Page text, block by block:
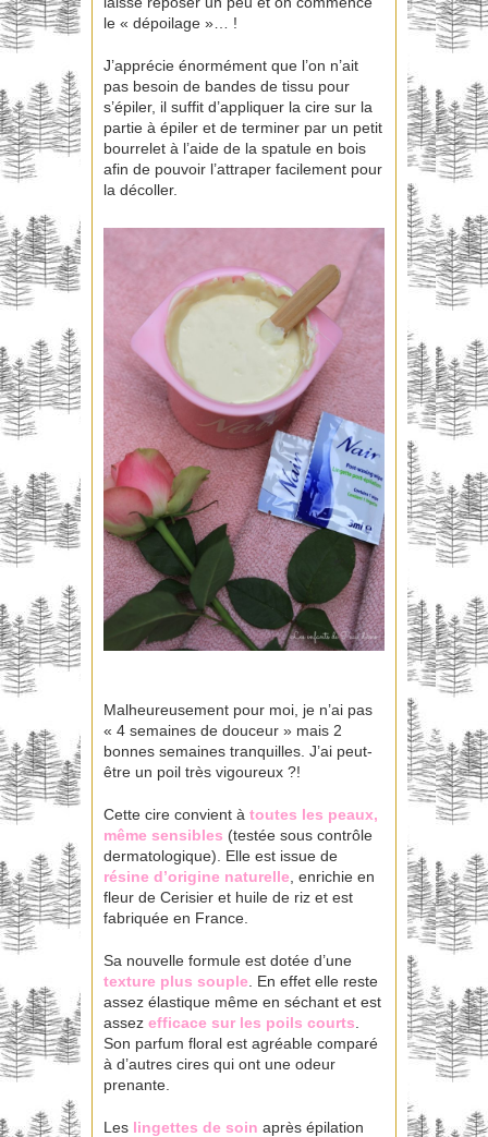
le « dépoilage »… !
J’apprécie énormément que l’on n’ait
pas besoin de bandes de tissu pour
s’épiler, il suffit d’appliquer la cire sur la
partie à épiler et de terminer par un petit
bourrelet à l’aide de la spatule en bois
afin de pouvoir l’attraper facilement pour
la décoller.
Malheureusement pour moi, je n’ai pas
« 4 semaines de douceur » mais 2
bonnes semaines tranquilles. J’ai peut-
être un poil très vigoureux ?!
Cette cire convient à toutes les peaux,
même sensibles (testée sous contrôle
dermatologique). Elle est issue de
résine d’origine naturelle , enrichie en
fleur de Cerisier et huile de riz et est
fabriquée en France.
Sa nouvelle formule est dotée d’une
texture plus souple . En effet elle reste
assez élastique même en séchant et est
assez efficace sur les poils courts
Son parfum floral est agréable comparé
à d’autres cires qui ont une odeur
prenante.
Les lingettes de soin après épilation